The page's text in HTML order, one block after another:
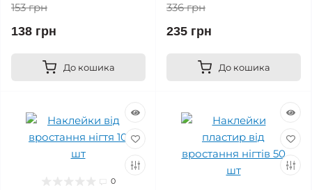
153 грн
138 грн
До кошика
336 грн
235 грн
До кошика
0